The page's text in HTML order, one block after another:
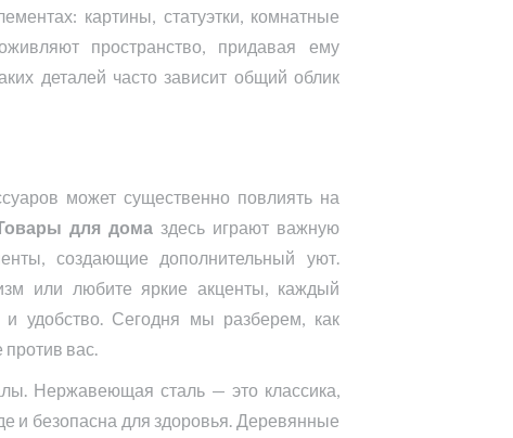
картины, статуэтки, комнатные
пространство, придавая ему
деталей часто зависит общий облик
может существенно повлиять на
для дома здесь играют важную
создающие дополнительный уют.
или любите яркие акценты, каждый
и удобство. Сегодня мы разберем, как
вас.
Нержавеющая сталь — это классика,
и безопасна для здоровья. Деревянные